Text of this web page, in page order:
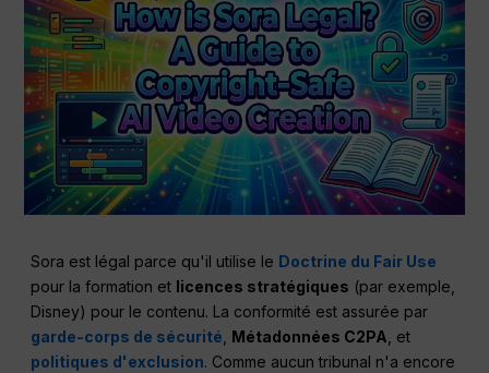
Sora est légal parce qu'il utilise le Doctrine du Fair Use
pour la formation et licences stratégiques (par exemple,
Disney) pour le contenu. La conformité est assurée par
garde-corps de sécurité Métadonnées C2PA , et
politiques d'exclusion. Comme aucun tribunal n'a encore